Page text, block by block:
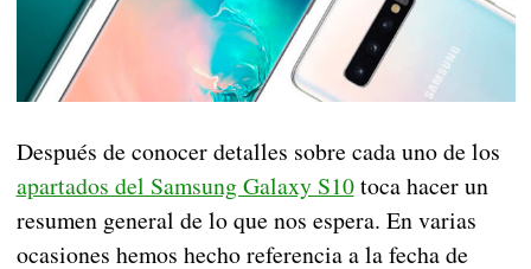
Después de conocer detalles sobre cada uno de los
apartados del Samsung Galaxy S10toca hacer un
resumen general de lo que nos espera. En varias
ocasiones hemos hecho referencia a la fecha de